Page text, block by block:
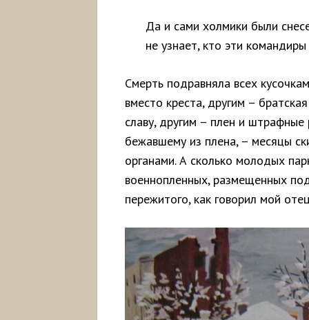
Да и сами холмики были
не узнает, кто эти
Смерть подравняла всех
вместо креста, другим –
славу, другим – плен и
бежавшему из плена, – месяцы
органами. А сколько молодых
военнопленных, размещенных
пережитого, как говорил мой